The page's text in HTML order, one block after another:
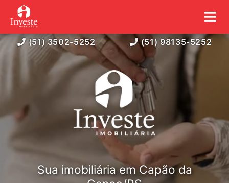
(51) 3502-5252 (51) 98135-5252
Sua imobiliária em Capão da